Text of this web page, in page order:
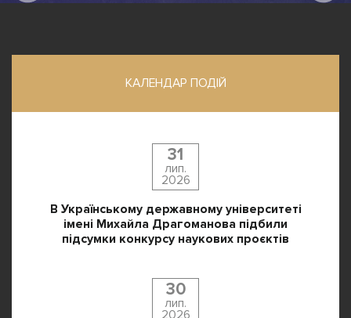
КАЛЕНДАР ПОДІЙ
31
лип.
2026
В Українському державному університеті
імені Михайла Драгоманова підбили
підсумки конкурсу наукових проєктів
30
лип.
2026